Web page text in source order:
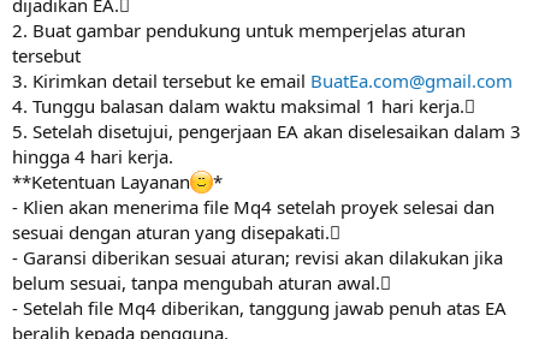
dijadikan EA.
2. Buat gambar pendukung untuk memperjelas aturan
tersebut
3. Kirimkan detail tersebut ke email BuatEa.com@gmail.com
4. Tunggu balasan dalam waktu maksimal 1 hari kerja.
5. Setelah disetujui, pengerjaan EA akan diselesaikan dalam 3
hingga 4 hari kerja.
**Ketentuan Layanan
*
- Klien akan menerima file Mq4 setelah proyek selesai dan
sesuai dengan aturan yang disepakati.
- Garansi diberikan sesuai aturan; revisi akan dilakukan jika
belum sesuai, tanpa mengubah aturan awal.
- Setelah file Mq4 diberikan, tanggung jawab penuh atas EA
beralih kepada pengguna.